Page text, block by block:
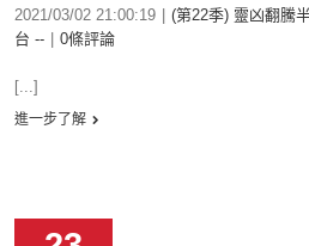
2021/03/02 21:00:19 (第22季) 靈凶翻騰
台 --
0條評論
[...]
進一步了解